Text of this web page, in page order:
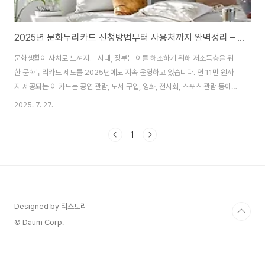
2025년 문화누리카드 신청방법부터 사용처까지 완벽정리 – 꼭 써야 하는 이유
문화생활이 사치로 느껴지는 시대, 정부는 이를 해소하기 위해 저소득층을 위
한 문화누리카드 제도를 2025년에도 지속 운영하고 있습니다. 연 11만 원까
지 제공되는 이 카드는 공연 관람, 도서 구입, 영화, 전시회, 스포츠 관람 등에
사용할 수 있어 실제 생활에서 유용하게 쓰일 수 있습니다. 특히 신청부터 사용
있습니다. 이 글에서는 문화누리카드의 신청 방법, 사용처, 유의사항, 실사용 팁
2025. 7. 27.
1
Designed by 티스토리
© Daum Corp.